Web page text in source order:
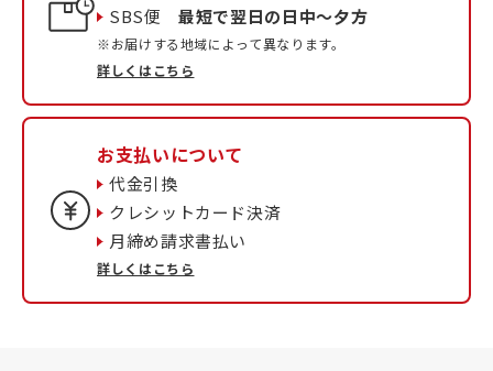
SBS便最短で翌日の日中〜夕方
※お届けする地域によって異なります。
詳しくはこちら
お支払いについて
代金引換
クレシットカード決済
月締め請求書払い
詳しくはこちら